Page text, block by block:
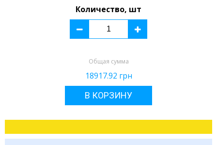
Количество, шт
Общая сумма
18917.92 грн
В КОРЗИНУ